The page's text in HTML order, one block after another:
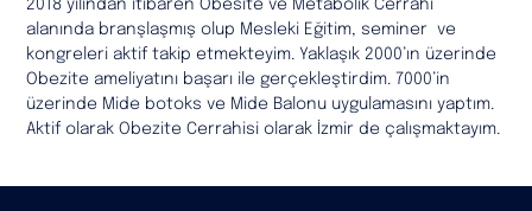
2018 yılından itibaren Obesite ve Metabolik Cerrahi
alanında branşlaşmış olup Mesleki Eğitim, seminer ve
kongreleri aktif takip etmekteyim. Yaklaşık 2000’ın üzerinde
Obezite ameliyatını başarı ile gerçekleştirdim. 7000’in
üzerinde Mide botoks ve Mide Balonu uygulamasını yaptım.
Aktif olarak Obezite Cerrahisi olarak İzmir de çalışmaktayım.